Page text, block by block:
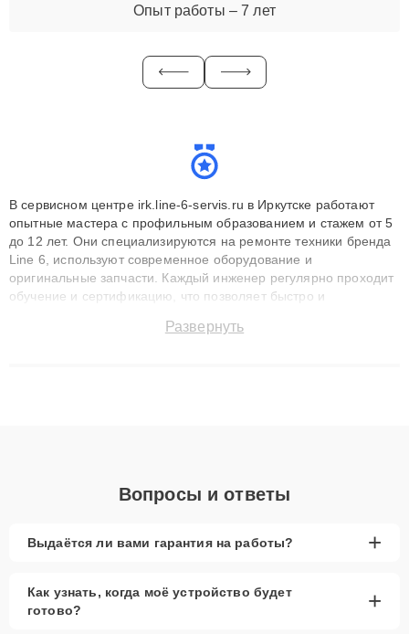
Опыт работы – 7 лет
В сервисном центре irk.line-6-servis.ru в Иркутске работают
опытные мастера с профильным образованием и стажем от 5
до 12 лет. Они специализируются на ремонте техники бренда
Line 6, используют современное оборудование и
оригинальные запчасти. Каждый инженер регулярно проходит
обучение и сертификацию, что позволяет быстро и
сохранением гарантии до 3 лет. Наши мастера решают
Развернуть
Вопросы и ответы
Выдаётся ли вами гарантия на работы? +
Как узнать, когда моё устройство будет
готово?
+